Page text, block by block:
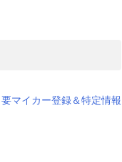
マイカー登録＆特定情報